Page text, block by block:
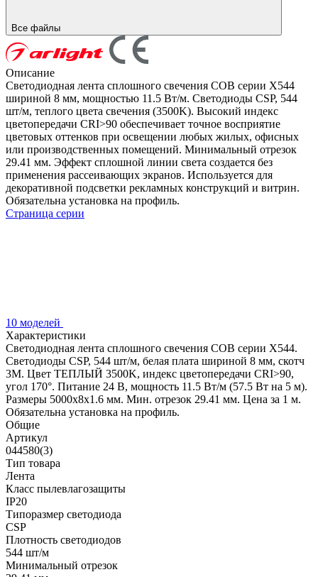
Все файлы
Описание
Светодиодная лента сплошного свечения COB серии X544
шириной 8 мм, мощностью 11.5 Вт/м. Светодиоды CSP, 544
шт/м, теплого цвета свечения (3500K). Высокий индекс
цветопередачи CRI>90 обеспечивает точное восприятие
цветовых оттенков при освещении любых жилых, офисных
или производственных помещений. Минимальный отрезок
29.41 мм. Эффект сплошной линии света создается без
применения рассеивающих экранов. Используется для
декоративной подсветки рекламных конструкций и витрин.
Обязательна установка на профиль.
Страница серии
10 моделей
Характеристики
Светодиодная лента сплошного свечения COB серии X544.
Светодиоды CSP, 544 шт/м, белая плата шириной 8 мм, скотч
3M. Цвет ТЕПЛЫЙ 3500K, индекс цветопередачи CRI>90,
угол 170°. Питание 24 В, мощность 11.5 Вт/м (57.5 Вт на 5 м).
Размеры 5000x8x1.6 мм. Мин. отрезок 29.41 мм. Цена за 1 м.
Обязательна установка на профиль.
Общие
Артикул
044580(3)
Тип товара
Лента
Класс пылевлагозащиты
IP20
Типоразмер светодиода
CSP
Плотность светодиодов
544 шт/м
Минимальный отрезок